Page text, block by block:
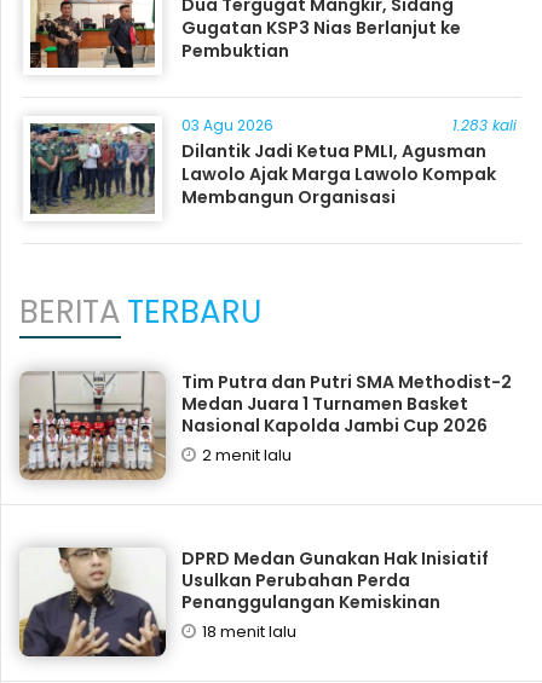
Gugatan KSP3 Nias Berlanjut ke
Pembuktian
03 Agu 2026 1.283 kali
Dilantik Jadi Ketua PMLI, Agusman
Lawolo Ajak Marga Lawolo Kompak
Membangun Organisasi
BERITATERBARU
Tim Putra dan Putri SMA Methodist-2
Medan Juara 1 Turnamen Basket
Nasional Kapolda Jambi Cup 2026
2 menit lalu
DPRD Medan Gunakan Hak Inisiatif
Usulkan Perubahan Perda
Penanggulangan Kemiskinan
18 menit lalu